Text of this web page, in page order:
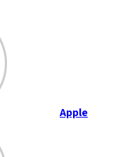
Apple